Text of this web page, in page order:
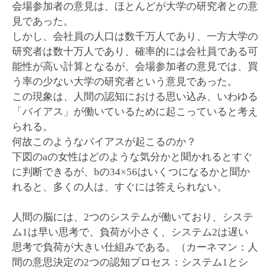
会場参加者の意見は、ほとんどが大学の研究者との意
見であった。
しかし、会社員の人口は数千万人であり、一方大学の
研究者は数十万人であり、確率的には会社員である可
能性が高い計算となるが、会場参加者の意見では、買
う率の少ない大学の研究者という意見であった。
この現象は、人間の認知における思い込み、いわゆる
「バイアス」が働いているために起こっていると考え
られる。
何故このようなバイアスが起こるのか？
下図のaの女性はどのような気分かと聞かれるとすぐ
に判断できるが、bの34×56はいくつになるかと聞か
れると、多くの人は、すぐには答えられない。
人間の脳には、2つのシステムが働いており、システ
ム1は早い思考で、負荷が小さく、システム2は遅い
思考で負荷が大きい仕組みである。（カーネマン：人
間の意思決定の2つの認知プロセス：システム1とシ